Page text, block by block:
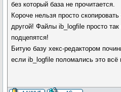
без который база не прочитается.
Короче нельзя просто
другой! Файлы ib_logfile просто
подцепятся!
Битую базу хекс-редактором
если ib_logfile поломались это всё